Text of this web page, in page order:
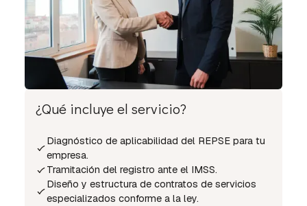
¿Qué incluye el servicio?
Diagnóstico de aplicabilidad del REPSE para tu
empresa.
Tramitación del registro ante el IMSS.
Diseño y estructura de contratos de servicios
especializados conforme a la ley.